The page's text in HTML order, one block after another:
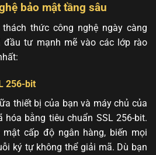
bảo mật tầng sâu
thức công nghệ ngày càng
đầu tư mạnh mẽ vào các lớp rào
256-bit
thiết bị của bạn và máy chủ của
bằng tiêu chuẩn SSL 256-bit.
cấp độ ngân hàng, biến mọi
ký tự không thể giải mã. Dù bạn